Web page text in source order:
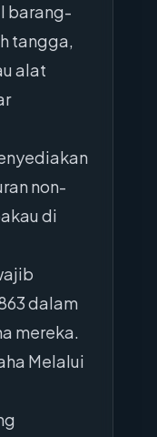
barang-
tangga,
alat
non-
di
dalam
mereka.
Melalui